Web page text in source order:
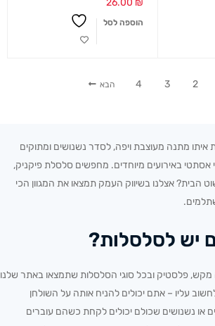
הוספה לסל
2
3
4 הבא
איתו מתנה מעוצבת ויפה, לסדר נשנושים ומתוקים
אסתטי באירועים מיוחדים. מחפשים סלסלת פיקניק,
הבית? אצלנו בשיווק העמק תמצאו את המגוון הכי
יש לסלסלות?
פלסטיק ובכל סוגי הסלסלות שתמצאו באתר שלנו
עליו – אתם יכולים להניח אותה על השולחן
או נשנושים שכולם יכולים לקחת כשהם עוברים